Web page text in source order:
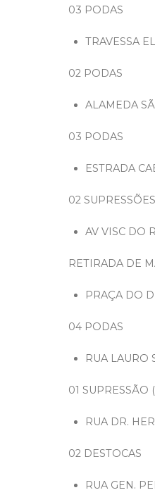
03 PODAS
TRAVESSA
02 PODAS
ALAMEDA
03 PODAS
ESTRADA
02
AV VISC DO
RETIRADA DE
PRAÇA DO
04 PODAS
RUA LAURO
01
RUA DR.
02 DESTOCAS
RUA GEN.